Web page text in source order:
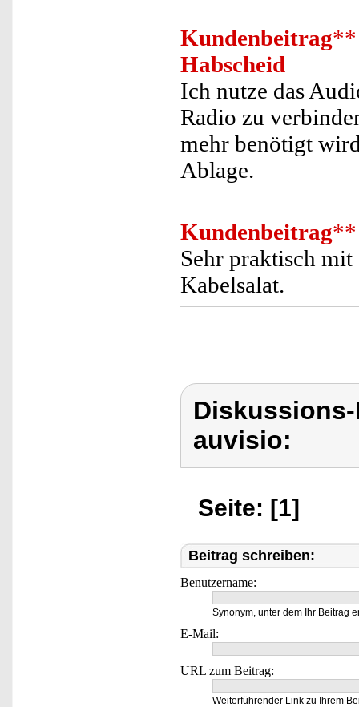
Kundenbeitrag**
Habscheid
Ich nutze das
Radio zu
mehr benötigt
Ablage.
Kundenbeitrag**
Sehr praktisch
Kabelsalat.
auvisio:
Seite: [1]
Beitrag schreiben:
Benutzername:
Synonym, unter dem Ihr Beitrag
E-Mail:
URL zum Beitrag:
Weiterführender Link zu Ihrem